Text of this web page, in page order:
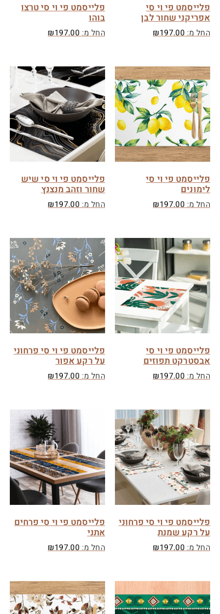
פלייסמט פי וי סי
אפריקני שחור לבן
החל מ: ₪197.00
פלייסמט פי וי סי טרצו
בוהו
החל מ: ₪197.00
פלייסמט פי וי סי
לימונים
החל מ: ₪197.00
פלייסמט פי וי סי שיש
שחור וזהב מנצנץ
החל מ: ₪197.00
פלייסמט פי וי סי
אבסטרקט תפוזים
החל מ: ₪197.00
פלייסמט פי וי סי פרחוני
על רקע אפור
החל מ: ₪197.00
פלייסמט פי וי סי פרחוני
על רקע שמנת
החל מ: ₪197.00
פלייסמט פי וי סי פרחים
אתני
החל מ: ₪197.00